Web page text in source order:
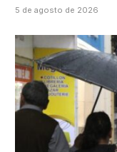
5 de agosto de 2026